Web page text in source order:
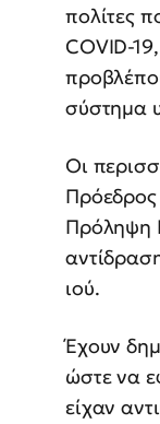
πολίτες
COVID-
σύστημα
Οι
Πρόεδρος
Πρόληψη
ιού.
Έχουν
ώστε να
είχαν